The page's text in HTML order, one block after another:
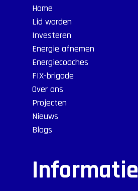
Home
Lid worden
Investeren
Energie afnemen
Energiecoaches
FIX-brigade
Over ons
Projecten
Nieuws
Blogs
Informatie